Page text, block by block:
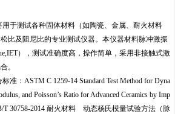
于测试各种固体材料（如陶瓷、金属、耐火材料
比及阻尼比的专业测试仪器。本仪器材料脉冲激振
），测试准确度高，操作简单，采用非接触式激
。
准：ASTM C 1259-14 Standard Test Method for Dyna
and Poisson’s Ratio for Advanced Ceramics by Imp
T 30758-2014 耐火材料 动态杨氏模量试验方法（脉